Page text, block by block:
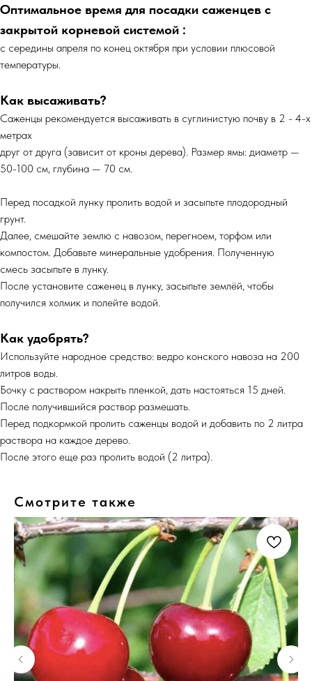
Оптимальное время для посадки саженцев с
закрытой корневой системой :
с середины апреля по конец октября при условии плюсовой
температуры.
Как высаживать?
Саженцы рекомендуется высаживать в суглинистую почву в 2 - 4-х
метрах
друг от друга (зависит от кроны дерева). Размер ямы: диаметр —
50-100 см, глубина — 70 см.
Перед посадкой лунку пролить водой и засыпьте плодородный
грунт.
Далее, смешайте землю с навозом, перегноем, торфом или
компостом. Добавьте минеральные удобрения. Полученную
смесь засыпьте в лунку.
После установите саженец в лунку, засыпьте землёй, чтобы
получился холмик и полейте водой.
Как удобрять?
Используйте народное средство: ведро конского навоза на 200
литров воды.
Бочку с раствором накрыть пленкой, дать настояться 15 дней.
После получившийся раствор размешать.
Перед подкормкой пролить саженцы водой и добавить по 2 литра
раствора на каждое дерево.
После этого еще раз пролить водой (2 литра).
Смотрите также